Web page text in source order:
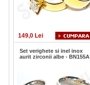
149,0 Lei
Set verighete si inel inox
aurit zirconii albe - BN155A